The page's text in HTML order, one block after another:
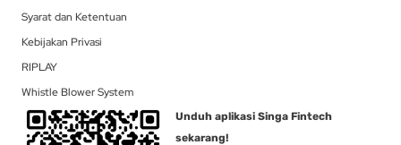
Syarat dan Ketentuan
Kebijakan Privasi
RIPLAY
Whistle Blower System
Unduh aplikasi Singa Fintech
sekarang!